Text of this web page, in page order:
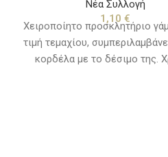
Νέα Συλλογή
1,10 €
Χειροποίητο προσκλητήριο
τιμή τεμαχίου,
κορδέλα με το δέσιμο της.